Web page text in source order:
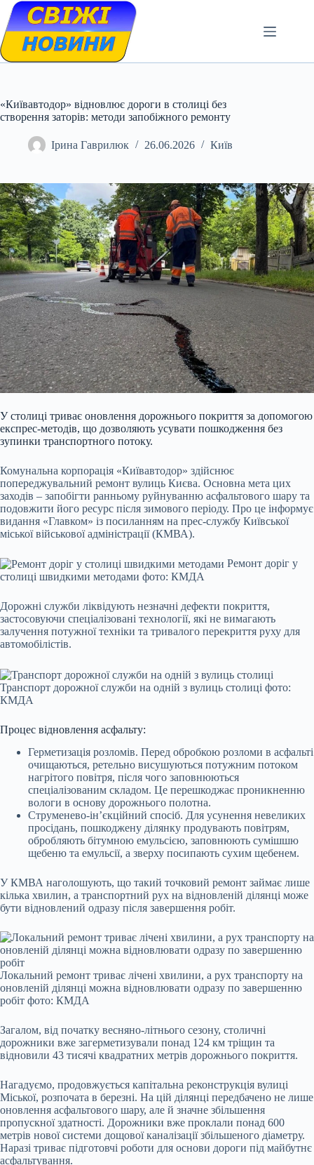
Skip
content
«Київавтодор» відновлює дороги в столиці без
створення заторів: методи запобіжного ремонту
Ірина Гаврилюк 26.06.2026 Київ
У столиці триває оновлення дорожнього покриття за допомогою
експрес-методів, що дозволяють усувати пошкодження без
зупинки транспортного потоку.
Комунальна корпорація «Київавтодор» здійснює
попереджувальний ремонт вулиць Києва. Основна мета цих
заходів – запобігти ранньому руйнуванню асфальтового шару та
подовжити його ресурс після зимового періоду. Про це інформує
видання «Главком» із посиланням на прес-службу Київської
міської військової адміністрації (КМВА).
Ремонт доріг у
столиці швидкими методами фото: КМДА
Дорожні служби ліквідують незначні дефекти покриття,
застосовуючи спеціалізовані технології, які не вимагають
залучення потужної техніки та тривалого перекриття руху для
автомобілістів.
Транспорт дорожної служби на одній з вулиць столиці фото:
КМДА
Процес відновлення асфальту:
Герметизація розломів. Перед обробкою розломи в асфальті
очищаються, ретельно висушуються потужним потоком
нагрітого повітря, після чого заповнюються
спеціалізованим складом. Це перешкоджає проникненню
вологи в основу дорожнього полотна.
Струменево-ін’єкційний спосіб. Для усунення невеликих
просідань, пошкоджену ділянку продувають повітрям,
обробляють бітумною емульсією, заповнюють сумішшю
щебеню та емульсії, а зверху посипають сухим щебенем.
У КМВА наголошують, що такий точковий ремонт займає лише
кілька хвилин, а транспортний рух на відновленій ділянці може
бути відновлений одразу після завершення робіт.
Локальний ремонт триває лічені хвилини, а рух транспорту на
оновленій ділянці можна відновлювати одразу по завершенню
робіт фото: КМДА
Загалом, від початку весняно-літнього сезону, столичні
дорожники вже загерметизували понад 124 км тріщин та
відновили 43 тисячі квадратних метрів дорожнього покриття.
Нагадуємо, продовжується капітальна реконструкція вулиці
Міської, розпочата в березні. На цій ділянці передбачено не лише
оновлення асфальтового шару, але й значне збільшення
пропускної здатності. Дорожники вже проклали понад 600
метрів нової системи дощової каналізації збільшеного діаметру.
Наразі триває підготовчі роботи для основи дороги під майбутнє
асфальтування.